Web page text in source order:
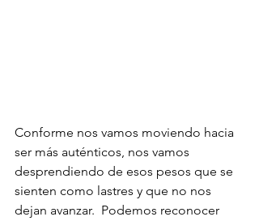
Conforme nos vamos moviendo hacia
ser más auténticos, nos vamos
desprendiendo de esos pesos que se
sienten como lastres y que no nos
dejan avanzar.  Podemos reconocer